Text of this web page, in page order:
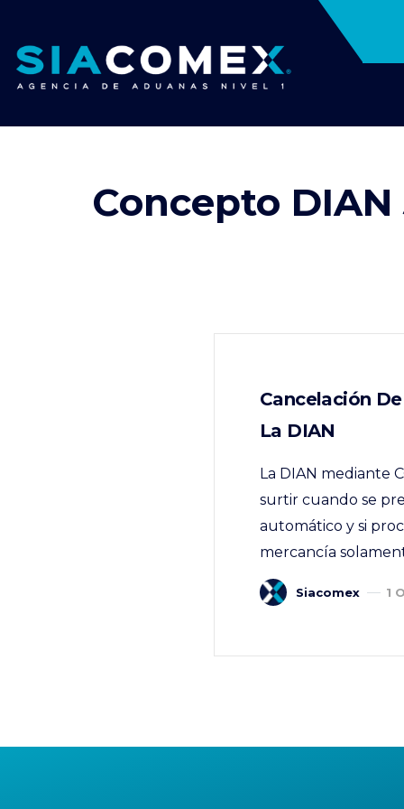
Concepto DIAN
Cancelación
La DIAN
La DIAN mediante
surtir cuando se
automático y si
mercancía
Siacomex 1